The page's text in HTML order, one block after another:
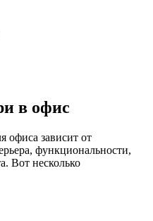
в офис
офиса зависит от
функциональности,
Вот несколько